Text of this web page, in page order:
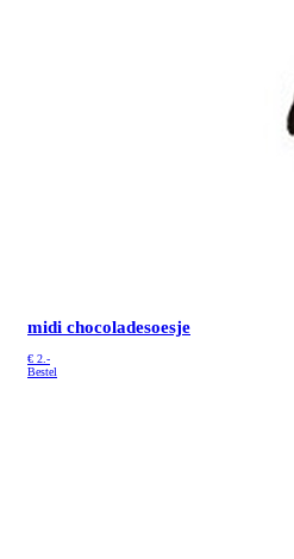
midi chocoladesoesje
€ 2.-
Bestel